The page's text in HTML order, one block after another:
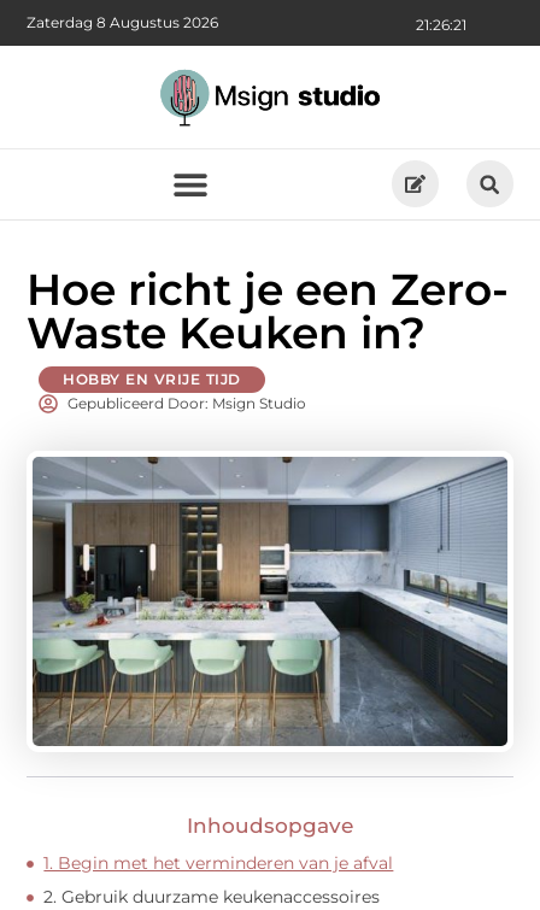
21:26:22
Zaterdag 8 Augustus 2026
Hoe richt je een Zero-
Waste Keuken in?
HOBBY EN VRIJE TIJD
Gepubliceerd Door: Msign Studio
Inhoudsopgave
1. Begin met het verminderen van je afval
2. Gebruik duurzame keukenaccessoires